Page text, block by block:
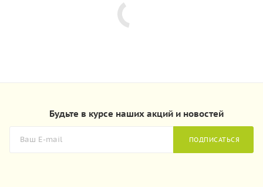
Будьте в курсе наших акций и новостей
ПОДПИСАТЬСЯ